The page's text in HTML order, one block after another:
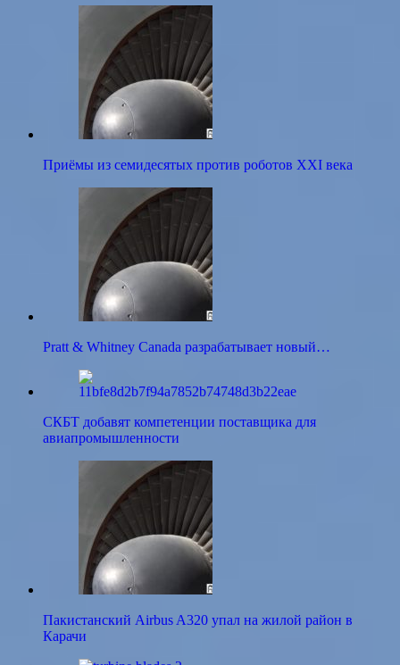
Приёмы из семидесятых против роботов XXI века
Pratt & Whitney Canada разрабатывает новый…
СКБТ добавят компетенции поставщика для
авиапромышленности
Пакистанский Airbus A320 упал на жилой район в
Карачи